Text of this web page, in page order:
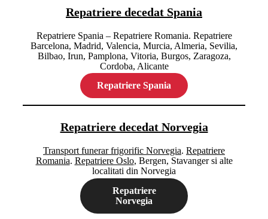
Repatriere decedat Spania
Repatriere Spania – Repatriere Romania. Repatriere
Barcelona, Madrid, Valencia, Murcia, Almeria, Sevilia,
Bilbao, Irun, Pamplona, Vitoria, Burgos, Zaragoza,
Cordoba, Alicante
Repatriere Spania
Repatriere decedat Norvegia
Transport funerar frigorific Norvegia. Repatriere
Romania. Repatriere Oslo, Bergen, Stavanger si alte
localitati din Norvegia
Repatriere
Norvegia